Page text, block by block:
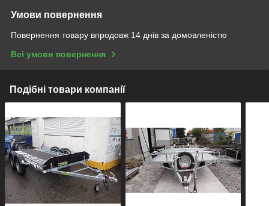
Умови повернення
Повернення товару впродовж 14 днів за домовленістю
Всі умови повернення
Подібні товари компанії